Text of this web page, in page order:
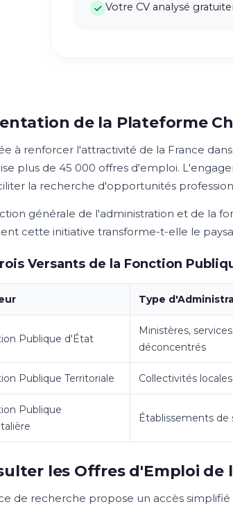
Votre CV analysé
de la Plateforme
à renforcer l'attractivité de la France
plus de 45 000 offres d'emploi.
la recherche d'opportunités
générale de l'administration et de la
cette initiative transforme-t-elle le
Versants de la Fonction
Type
Publique d'État
Ministères, services
déconcentrés
Publique Territoriale Collectivités locales
Publique
Établissements de
les Offres d'Emploi de
de recherche propose un accès